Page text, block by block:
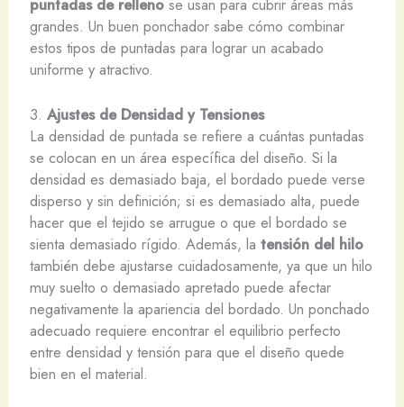
puntadas de rellenose usan para cubrir áreas más
grandes. Un buen ponchador sabe cómo combinar
estos tipos de puntadas para lograr un acabado
uniforme y atractivo.
3. Ajustes de Densidad y Tensiones
La densidad de puntada se refiere a cuántas puntadas
se colocan en un área específica del diseño. Si la
densidad es demasiado baja, el bordado puede verse
disperso y sin definición; si es demasiado alta, puede
hacer que el tejido se arrugue o que el bordado se
sienta demasiado rígido. Además, la tensión del hilo
también debe ajustarse cuidadosamente, ya que un hilo
muy suelto o demasiado apretado puede afectar
negativamente la apariencia del bordado. Un ponchado
adecuado requiere encontrar el equilibrio perfecto
entre densidad y tensión para que el diseño quede
bien en el material.